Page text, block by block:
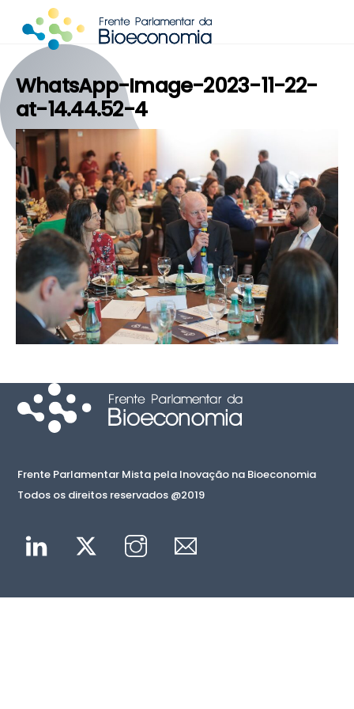
content
WhatsApp-Image-2023-11-22-
at-14.44.52-4
Frente Parlamentar Mista pela Inovação na Bioeconomia
Todos os direitos reservados @2019
Linkedin Twitter Instagram